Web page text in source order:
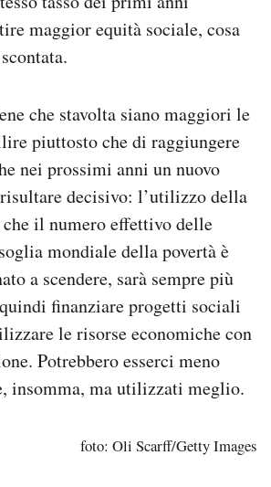
maggior equità sociale, cosa
che stavolta siano maggiori le
piuttosto che di raggiungere
nei prossimi anni un nuovo
decisivo: l’utilizzo della
il numero effettivo delle
mondiale della povertà è
a scendere, sarà sempre più
finanziare progetti sociali
le risorse economiche con
Potrebbero esserci meno
insomma, ma utilizzati meglio.
foto: Oli Scarff/Getty Images